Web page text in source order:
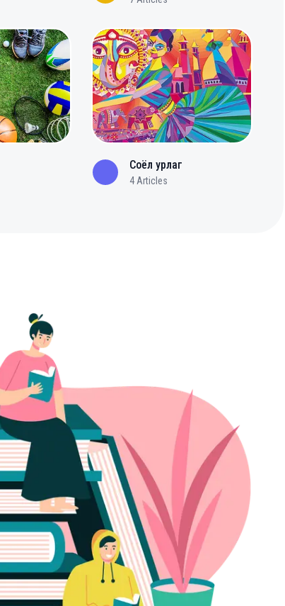
Соёл урлаг
4 Articles